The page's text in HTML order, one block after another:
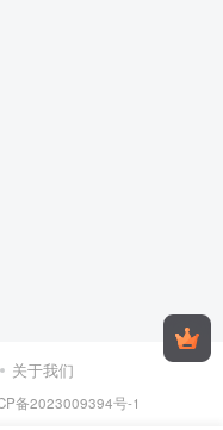
关于我们
备2023009394号-1